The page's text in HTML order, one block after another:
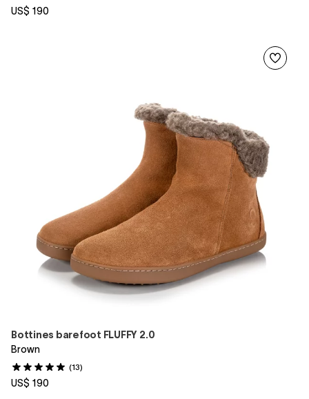
US$ 190
Bottines barefoot FLUFFY 2.0
Brown
(13)
US$ 190